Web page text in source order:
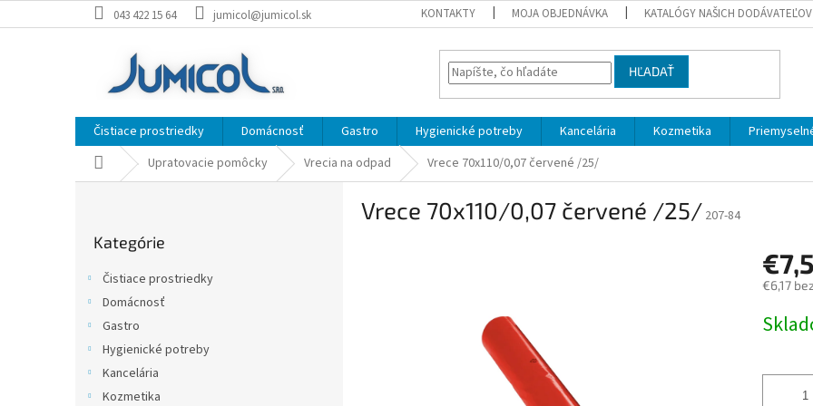
na
043 422 15 64 jumicol@jumicol.sk KONTAKTY MOJA OBJEDNÁVKA KATALÓGY NAŠICH DODÁVATEĽOV
HĽADAŤ
Čistiace prostriedky Domácnosť Gastro Hygienické potreby Kancelária Kozmetika
DomovUpratovacie pomôcky Vrecia na odpad Vrece 70x110/0,07 červené /25/
kategórie
Kategórie
Čistiace prostriedky
Domácnosť
Gastro
Hygienické potreby
Kancelária
Kozmetika
Vrece 70x110/0,07 červené /25/ 207-84
€6,17
cena: